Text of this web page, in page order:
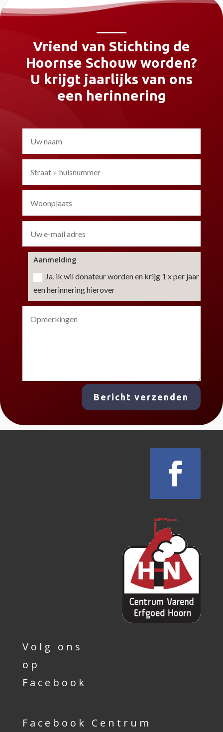
Vriend van Stichting de
Hoornse Schouw worden?
U krijgt jaarlijks van ons
een herinnering
Aanmelding
Ja, ik wil donateur worden en krijg 1 x per jaar
een herinnering hierover
Bericht verzenden
Volg ons
op
Facebook
Facebook Centrum